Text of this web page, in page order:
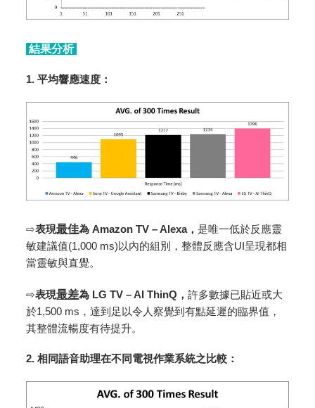
結果分析
1. 平均響應速度：
⇨表現最佳為 Amazon TV – Alexa， 是唯一低於反應靈
敏建議值(1,000 ms)以內的組別，整體反應含UI呈現都相
當靈敏與直覺。
⇨表現最差為 LG TV – AI ThinQ，許多數據已貼近或大
於1,500 ms，達到足以令人察覺到有點延遲的臨界值，
其整體流暢度有待提升。
2. 相同語音助理在不同電視作業系統之比較：